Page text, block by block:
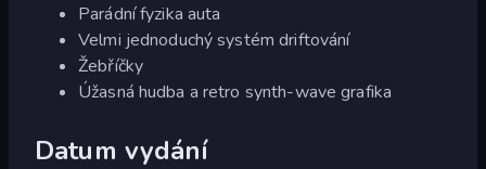
Parádní fyzika auta
Velmi jednoduchý systém driftování
Žebříčky
Úžasná hudba a retro synth-wave grafika
Datum vydání